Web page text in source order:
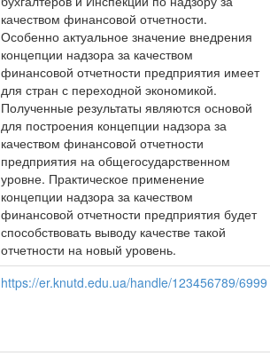
качеством финансовой отчетности.
Особенно актуальное значение внедрения
концепции надзора за качеством
финансовой отчетности предприятия имеет
для стран с переходной экономикой.
Полученные результаты являются основой
для построения концепции надзора за
качеством финансовой отчетности
предприятия на общегосударственном
уровне. Практическое применение
концепции надзора за качеством
финансовой отчетности предприятия будет
способствовать выводу качестве такой
отчетности на новый уровень.
https://er.knutd.edu.ua/handle/123456789/6999